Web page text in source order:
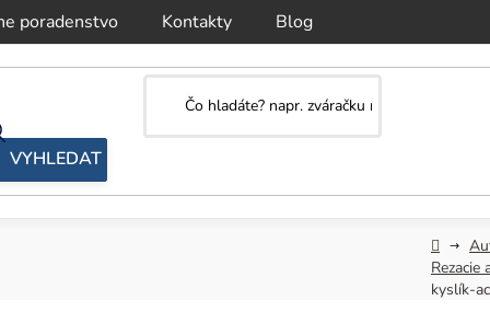
poradenstvo Kontakty Blog
Domov
Rezacie
kyslík-